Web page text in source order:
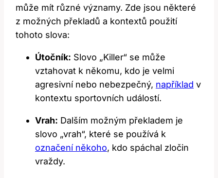
může mít různé významy. Zde jsou některé
z možných překladů a kontextů použití
tohoto slova:
Útočník: Slovo „Killer“ se může
vztahovat k někomu, kdo je velmi
agresivní nebo nebezpečný, například v
kontextu sportovních událostí.
Vrah: Dalším možným překladem je
slovo „vrah“, které se používá k
označení někoho, kdo spáchal zločin
vraždy.